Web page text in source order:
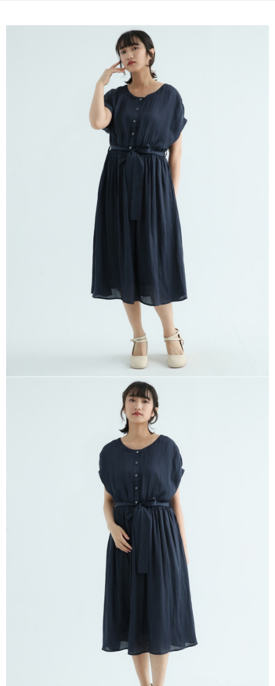
１．簡單：不需註冊會員、不需綁卡、不需儲值。
２．便利：只要手機號碼，簡訊認證，即可結帳。
３．安心：先確認商品／服務後，再付款。
【「AFTEE先享後付」結帳流程】
１．於結帳方式選擇「AFTEE先享後付」後，將跳轉至「AFTEE先享後付」
結帳頁面，進行簡訊認證並確認金額後，即可完成結帳。
２．訂單成立數日內，您將收到繳費通知簡訊。
３．收到繳費通知簡訊後14天內，點擊此簡訊中的連結，可透過四大超商／
ATM／網路銀行／等多元方式進行付款，方視為交易完成。
※ 請注意：結帳手續完成當下不需立刻繳費，但若您需要取消訂單，請聯絡
購買商品的店家。未經商家同意取消之訂單仍視為有效，需透過AFTEE先享
※ 交易是否成功請以「AFTEE先享後付 」之結帳頁面顯示為準，若有關於
是否繳費成功／繳費後需取消欲退款等相關疑問，請聯繫「AFTEE先享後付
https://netprotections.freshdesk.com/support/home
１．透過由恩沛科技股份有限公司提供之「AFTEE先享後付」服務完成之交
易，需依本服務之必要範圍內提供個人資料，並將交易相關給付款項請求債
https://aftee.tw/terms/#terms3
３．未成年的使用者請事先徵得法定代理人或監護人之同意方可使用
「AFTEE先享後付」，若未經同意申辦者引起之損失，本公司不負相關責
４．使用「AFTEE先享後付」時，將依據個別帳號之用戶狀況，依本公司即
時審查核予不同之上限額度；若仍有額度不足之情形，本公司將視審查結果
５．嚴禁一人註冊多個帳號或使用他人資訊註冊。若發現惡意使用之情形，
恩沛科技股份有限公司將有權停止該用戶之使用額度並採取法律行動。
每筆NT$80，滿NT$1,200(含以上)免運費
每筆NT$80，滿NT$1,200(含以上)免運費
每筆NT$80，滿NT$1,200(含以上)免運費